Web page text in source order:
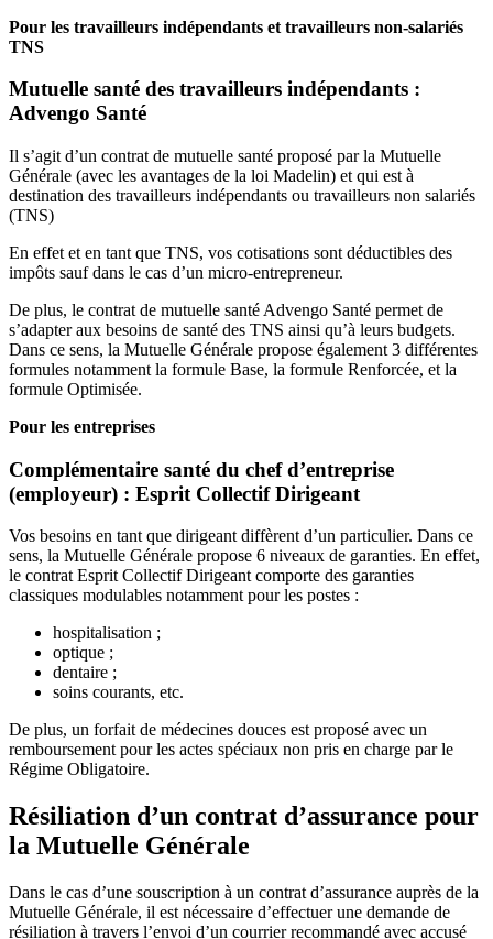
Pour les travailleurs indépendants et travailleurs non-salariés
TNS
Mutuelle santé des travailleurs indépendants :
Advengo Santé
Il s’agit d’un contrat de mutuelle santé proposé par la Mutuelle
Générale (avec les avantages de la loi Madelin) et qui est à
destination des travailleurs indépendants ou travailleurs non salariés
(TNS)
En effet et en tant que TNS, vos cotisations sont déductibles des
impôts sauf dans le cas d’un micro-entrepreneur.
De plus, le contrat de mutuelle santé Advengo Santé permet de
s’adapter aux besoins de santé des TNS ainsi qu’à leurs budgets.
Dans ce sens, la Mutuelle Générale propose également 3 différentes
formules notamment la formule Base, la formule Renforcée, et la
formule Optimisée.
Pour les entreprises
Complémentaire santé du chef d’entreprise
(employeur) : Esprit Collectif Dirigeant
Vos besoins en tant que dirigeant diffèrent d’un particulier. Dans ce
sens, la Mutuelle Générale propose 6 niveaux de garanties. En effet,
le contrat Esprit Collectif Dirigeant comporte des garanties
classiques modulables notamment pour les postes :
hospitalisation ;
optique ;
dentaire ;
soins courants, etc.
De plus, un forfait de médecines douces est proposé avec un
remboursement pour les actes spéciaux non pris en charge par le
Régime Obligatoire.
Résiliation d’un contrat d’assurance pour
la Mutuelle Générale
Dans le cas d’une souscription à un contrat d’assurance auprès de la
Mutuelle Générale, il est nécessaire d’effectuer une demande de
résiliation à travers l’envoi d’un courrier recommandé avec accusé